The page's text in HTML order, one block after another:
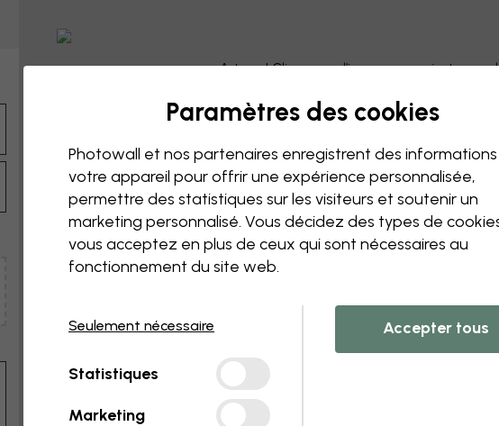
Astuce ! Cliquez sur l’image pour ajouter un
Paramètres des cookies
Photowall et nos partenaires enregistrent des informations
votre appareil pour offrir une expérience personnalisée,
permettre des statistiques sur les visiteurs et soutenir un
marketing personnalisé. Vous décidez des types de
vous acceptez en plus de ceux qui sont nécessaires au
fonctionnement du site web.
Seulement nécessaire
Statistiques
Marketing
Accepter tous